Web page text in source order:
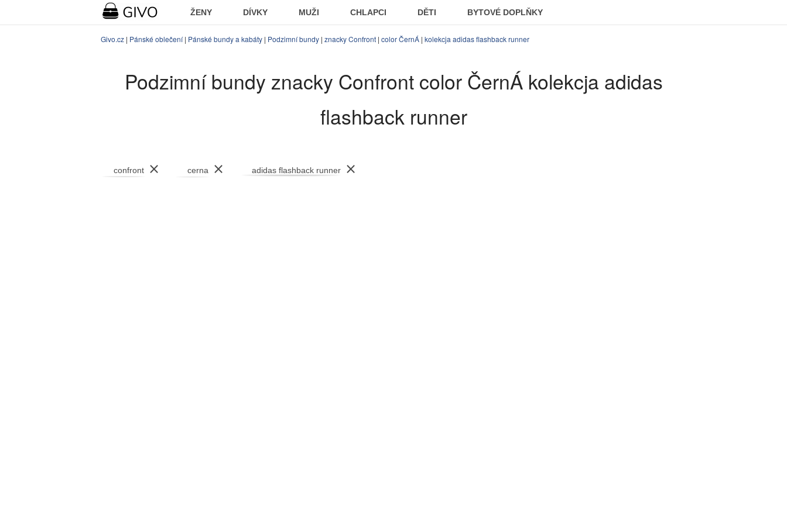
ŽENY DÍVKY MUŽI CHLAPCI DĚTI BYTOVÉ DOPLŇKY
Givo.cz | Pánské oblečení| Pánské bundy a kabáty | Podzimní bundy | znacky Confront | color ČernÁ | kolekcja adidas flashback runner
Podzimní bundy znacky Confront color ČernÁ kolekcja adidas
flashback runner
confront ⨯ cerna ⨯ adidas flashback runner ⨯